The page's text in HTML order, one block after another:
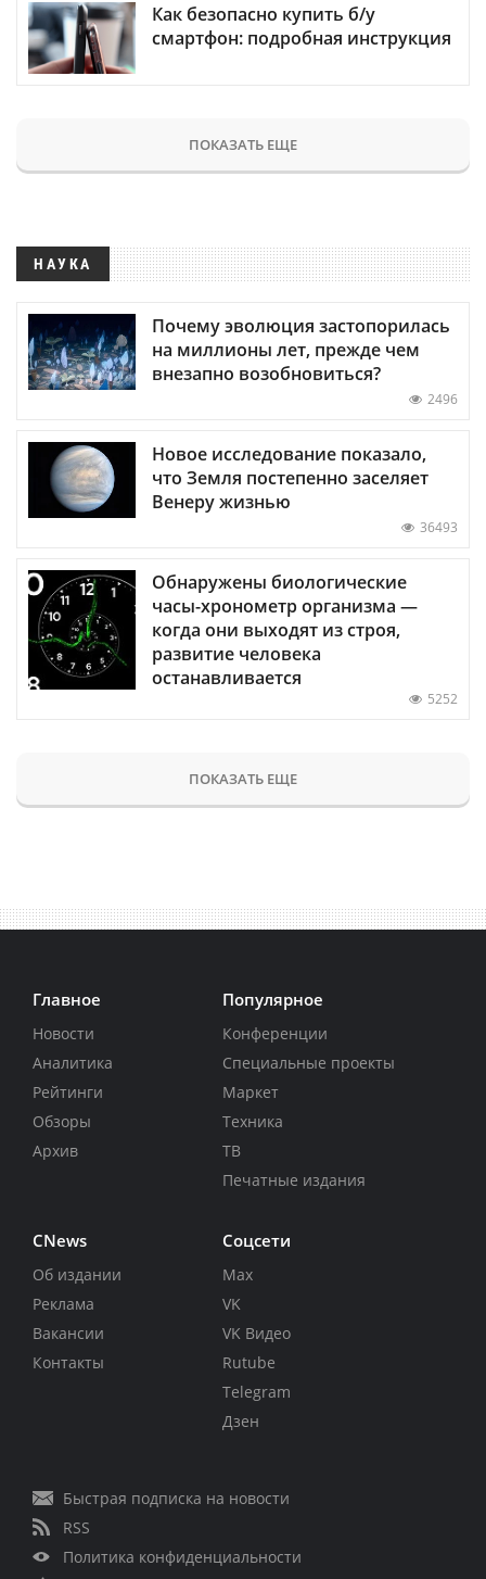
Как безопасно купить б/у
смартфон: подробная инструкция
ПОКАЗАТЬ ЕЩЕ
НАУКА
Почему эволюция застопорилась
на миллионы лет, прежде чем
внезапно возобновиться?
2496
Новое исследование показало,
что Земля постепенно заселяет
Венеру жизнью
36493
Обнаружены биологические
часы-хронометр организма —
когда они выходят из строя,
развитие человека
останавливается
5252
ПОКАЗАТЬ ЕЩЕ
Главное
Новости
Аналитика
Рейтинги
Обзоры
Архив
Популярное
Конференции
Специальные проекты
Маркет
Техника
ТВ
Печатные издания
CNews
Об издании
Реклама
Вакансии
Контакты
Соцсети
Max
VK
VK Видео
Rutube
Telegram
Дзен
Быстрая подписка на новости
RSS
Политика конфиденциальности